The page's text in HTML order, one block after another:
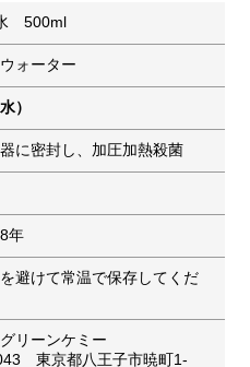
500ml
ォーター
）
に密封し、加圧加熱殺菌
年
避けて常温で保存してくだ
リーンケミー
東京都八王子市暁町1-